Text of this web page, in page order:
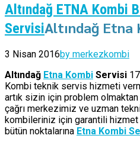
Altındağ ETNA Kombi
ServisiAltındağ Etna
3 Nisan 2016by merkezkombi
Altındağ Etna Kombi Servisi
Kombi teknik servis hizmeti
artık sizin için problem olmaktan
çağrı merkezimiz ve uzman
kombileriniz için garantili hizmet
bütün noktalarına Etna Kombi